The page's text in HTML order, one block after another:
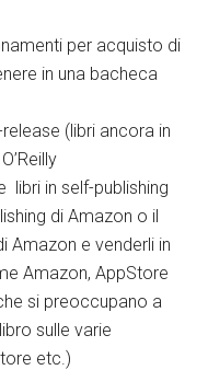
per acquisto di
in una bacheca
(libri ancora in
libri in self-publishing
di Amazon o il
Amazon e venderli in
Amazon, AppStore
si preoccupano a
sulle varie
etc.)